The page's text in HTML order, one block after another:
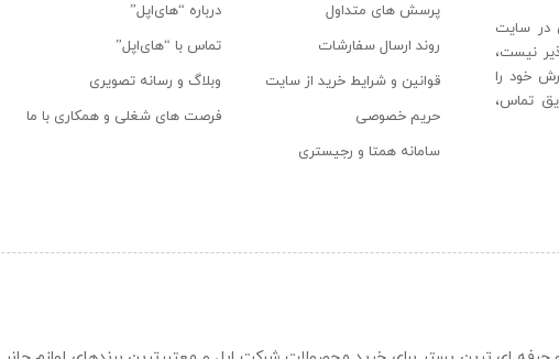
در سایت
نیست،
خود را
تماس،
پرسش های متداول
روند ارسال سفارشات
قوانین و شرایط خرید از سایت
حریم خصوصی
سامانه همتا و رجیستری
درباره “های‌اپل”
تماس با “های‌اپل”
وبلاگ و رسانه تصویری
فرصت های شغلی و همکاری با ما